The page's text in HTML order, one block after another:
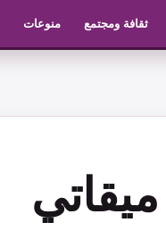
الناشر
ثقافة ومجتمع منوعات